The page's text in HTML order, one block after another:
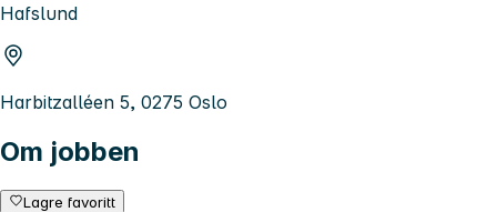
Hafslund
Harbitzalléen 5, 0275 Oslo
Om jobben
Lagre favoritt